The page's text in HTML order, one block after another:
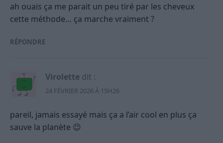
ah ouais ça me parait un peu tiré par les cheveux
cette méthode… ça marche vraiment ?
RÉPONDRE
Virolette dit :
24 FÉVRIER 2026 À 15H26
pareil, jamais essayé mais ça a l’air cool en plus ça
sauve la planète 😉